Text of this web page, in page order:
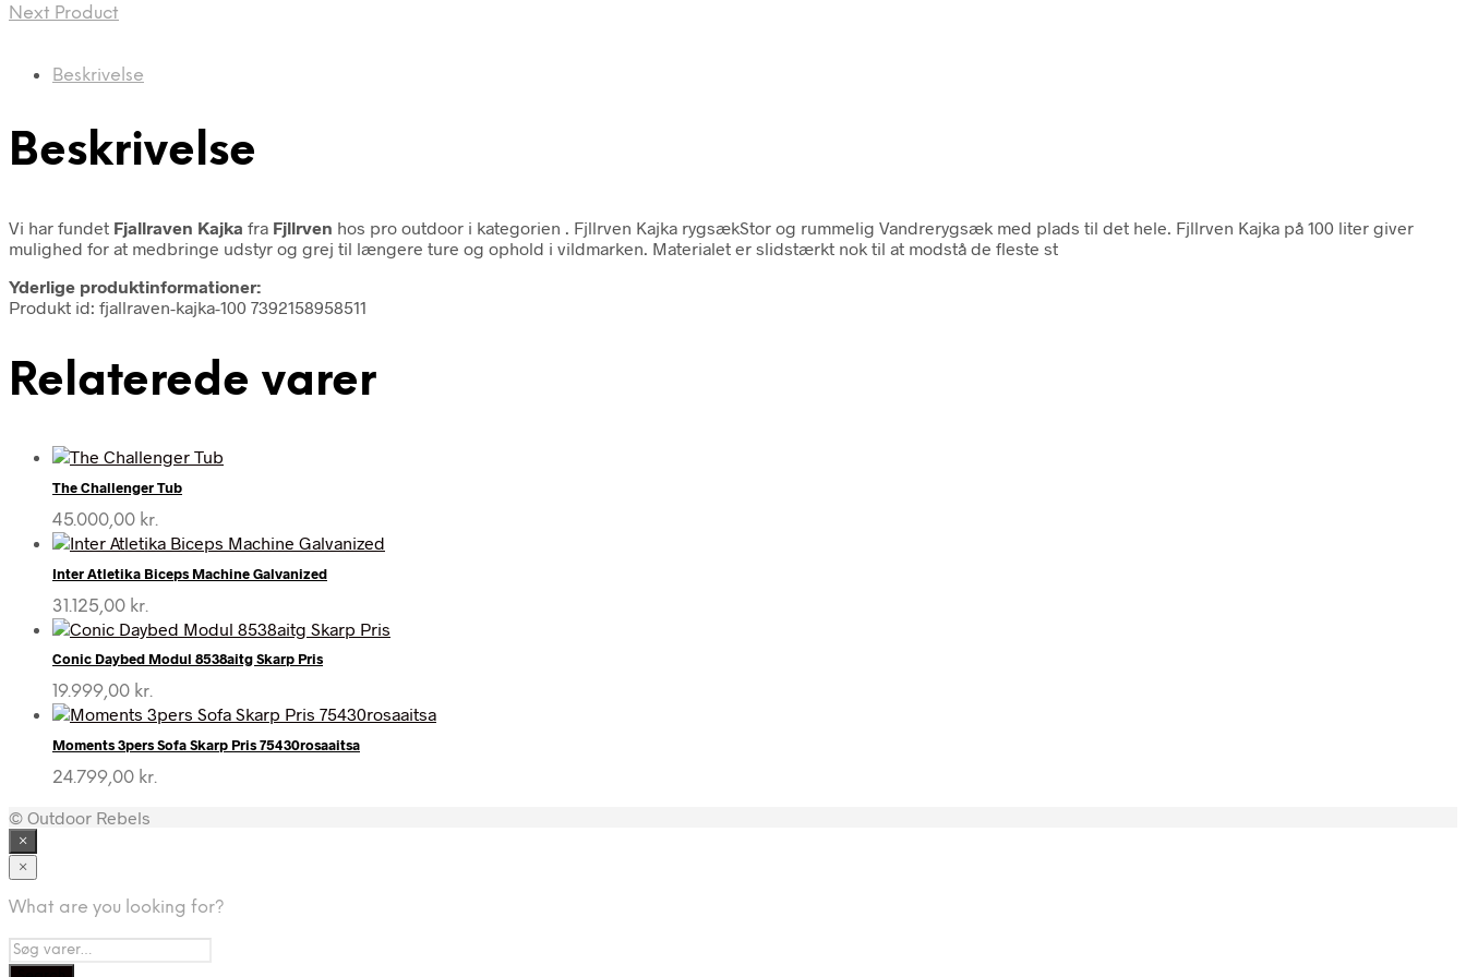
Next Product
Beskrivelse
Beskrivelse
Vi har fundet Fjallraven Kajka fra Fjllrven hos pro outdoor i kategorien
. Fjllrven Kajka rygsækStor og rummelig Vandrerygsæk med plads til det hele. Fjllrven Kajka på 100 liter giver
mulighed for at medbringe udstyr og grej til længere ture og ophold i vildmarken. Materialet er slidstærkt nok til at modstå de fleste st
Yderlige produktinformationer:
Produkt id: fjallraven-kajka-100 7392158958511
Relaterede varer
The Challenger Tub
45.000,00 kr.
Inter Atletika Biceps Machine Galvanized
31.125,00 kr.
Conic Daybed Modul 8538aitg Skarp Pris
19.999,00 kr.
Moments 3pers Sofa Skarp Pris 75430rosaaitsa
24.799,00 kr.
© Outdoor Rebels
×
×
What are you looking for?